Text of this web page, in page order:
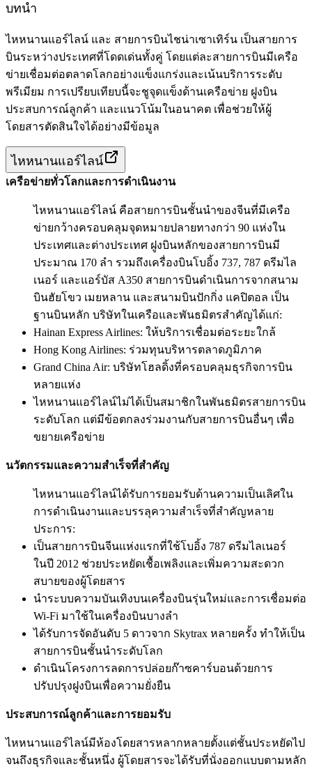
บทนำ
ไหหนานแอร์ไลน์ และ สายการบินไชน่าเซาเทิร์น เป็นสายการ
บินระหว่างประเทศที่โดดเด่นทั้งคู่ โดยแต่ละสายการบินมีเครือ
ข่ายเชื่อมต่อตลาดโลกอย่างแข็งแกร่งและเน้นบริการระดับ
พรีเมียม การเปรียบเทียบนี้จะชูจุดแข็งด้านเครือข่าย ฝูงบิน
ประสบการณ์ลูกค้า และแนวโน้มในอนาคต เพื่อช่วยให้ผู้
โดยสารตัดสินใจได้อย่างมีข้อมูล
ไหหนานแอร์ไลน์
เครือข่ายทั่วโลกและการดำเนินงาน
ไหหนานแอร์ไลน์ คือสายการบินชั้นนำของจีนที่มีเครือ
ข่ายกว้างครอบคลุมจุดหมายปลายทางกว่า 90 แห่งใน
ประเทศและต่างประเทศ ฝูงบินหลักของสายการบินมี
ประมาณ 170 ลำ รวมถึงเครื่องบินโบอิ้ง 737, 787 ดรีมไล
เนอร์ และแอร์บัส A350 สายการบินดำเนินการจากสนาม
บินฮัยโขว เมยหลาน และสนามบินปักกิ่ง แคปิตอล เป็น
ฐานบินหลัก บริษัทในเครือและพันธมิตรสำคัญได้แก่:
Hainan Express Airlines: ให้บริการเชื่อมต่อระยะใกล้
Hong Kong Airlines: ร่วมทุนบริหารตลาดภูมิภาค
Grand China Air: บริษัทโฮลดิ้งที่ครอบคลุมธุรกิจการบิน
หลายแห่ง
ไหหนานแอร์ไลน์ไม่ได้เป็นสมาชิกในพันธมิตรสายการบิน
ระดับโลก แต่มีข้อตกลงร่วมงานกับสายการบินอื่นๆ เพื่อ
ขยายเครือข่าย
นวัตกรรมและความสำเร็จที่สำคัญ
ไหหนานแอร์ไลน์ได้รับการยอมรับด้านความเป็นเลิศใน
การดำเนินงานและบรรลุความสำเร็จที่สำคัญหลาย
ประการ:
เป็นสายการบินจีนแห่งแรกที่ใช้โบอิ้ง 787 ดรีมไลเนอร์
ในปี 2012 ช่วยประหยัดเชื้อเพลิงและเพิ่มความสะดวก
สบายของผู้โดยสาร
นำระบบความบันเทิงบนเครื่องบินรุ่นใหม่และการเชื่อมต่อ
Wi-Fi มาใช้ในเครื่องบินบางลำ
ได้รับการจัดอันดับ 5 ดาวจาก Skytrax หลายครั้ง ทำให้เป็น
สายการบินชั้นนำระดับโลก
ดำเนินโครงการลดการปล่อยก๊าซคาร์บอนด้วยการ
ปรับปรุงฝูงบินเพื่อความยั่งยืน
ประสบการณ์ลูกค้าและการยอมรับ
ไหหนานแอร์ไลน์มีห้องโดยสารหลากหลายตั้งแต่ชั้นประหยัดไป
จนถึงธุรกิจและชั้นหนึ่ง ผู้โดยสารจะได้รับที่นั่งออกแบบตามหลัก